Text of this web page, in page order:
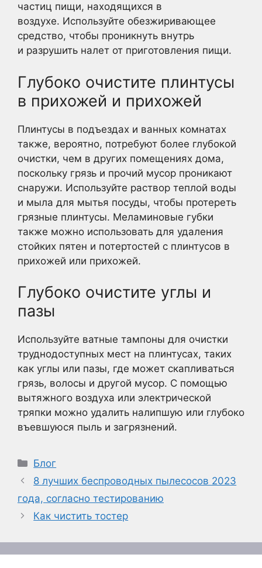
частиц пищи, находящихся в
воздухе. Используйте обезжиривающее
средство, чтобы проникнуть внутрь
и разрушить налет от приготовления пищи.
Глубоко очистите плинтусы
в прихожей и прихожей
Плинтусы в подъездах и ванных комнатах
также, вероятно, потребуют более глубокой
очистки, чем в других помещениях дома,
поскольку грязь и прочий мусор проникают
снаружи. Используйте раствор теплой воды
и мыла для мытья посуды, чтобы протереть
грязные плинтусы. Меламиновые губки
также можно использовать для удаления
стойких пятен и потертостей с плинтусов в
прихожей или прихожей.
Глубоко очистите углы и
пазы
Используйте ватные тампоны для очистки
труднодоступных мест на плинтусах, таких
как углы или пазы, где может скапливаться
грязь, волосы и другой мусор. С помощью
вытяжного воздуха или электрической
тряпки можно удалить налипшую или глубоко
въевшуюся пыль и загрязнений.
Рубрики
Блог
8 лучших беспроводных пылесосов 2023
года, согласно тестированию
Как чистить тостер